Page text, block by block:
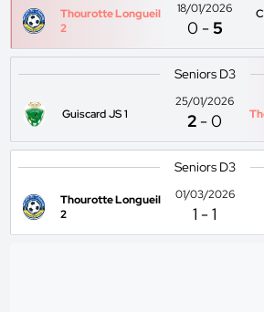
Thourotte Longueil
2
18/01/2026
0 -5
Seniors D3
Guiscard JS 1
25/01/2026
2 -0
Seniors D3
Thourotte Longueil
2
01/03/2026
1 -1